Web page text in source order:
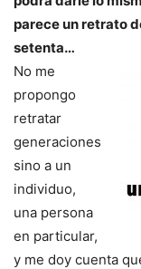
parece un retrato
setenta…
No me
propongo
retratar
generaciones
sino a un
individuo,
una persona
en particular,
y me doy cuenta